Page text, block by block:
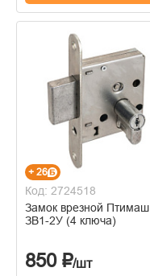
+ 26
Код: 2724518
Замок врезной Птимаш
ЗВ1-2У (4 ключа)
850 ₽/шт